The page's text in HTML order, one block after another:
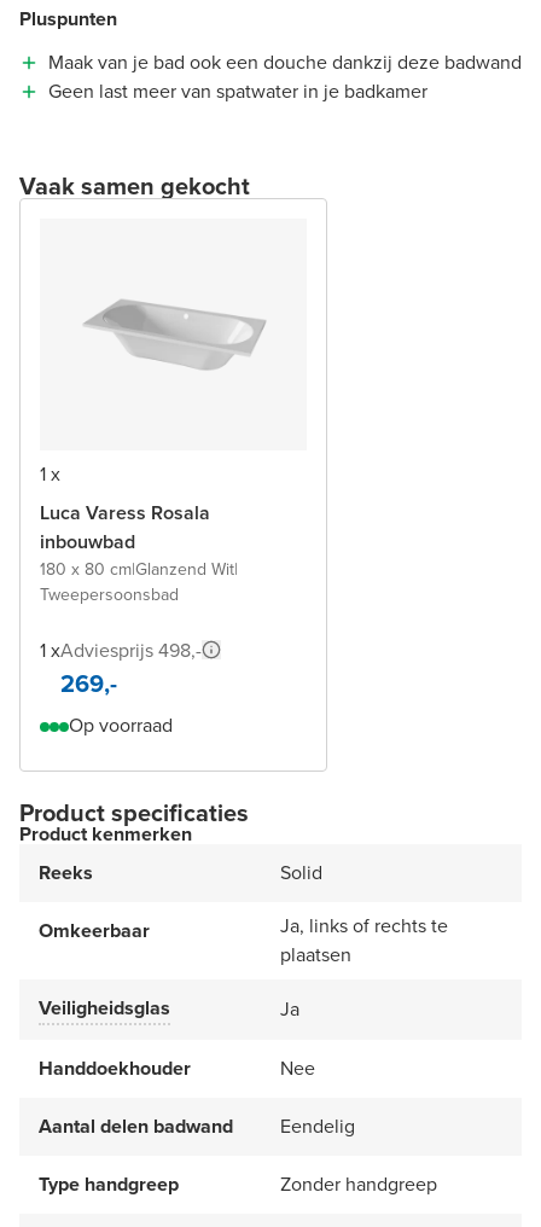
Pluspunten
Maak van je bad ook een douche dankzij deze badwand
Geen last meer van spatwater in je badkamer
Vaak samen gekocht
1 x
Luca Varess Rosala
inbouwbad
180 x 80 cm|Glanzend Wit|
Tweepersoonsbad
1 xAdviesprijs 498,-
269,-
Op voorraad
Product specificaties
Product kenmerken
Reeks
Solid
Omkeerbaar
Ja, links of rechts te
plaatsen
Veiligheidsglas
Ja
Handdoekhouder Nee
Aantal delen badwand Eendelig
Type handgreep Zonder handgreep